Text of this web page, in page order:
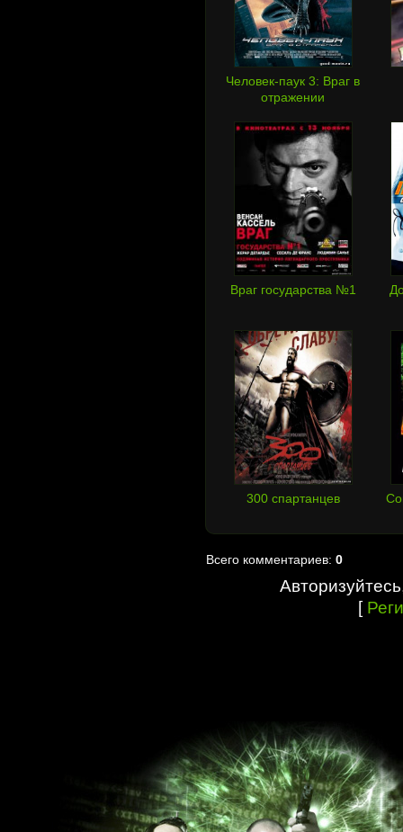
Человек-паук 3: Враг в
отражении
Враг государства №1
300 спартанцев
Всего комментариев: 0
[